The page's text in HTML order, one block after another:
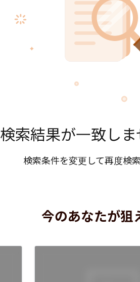
検索結果が一致しま
検索条件を変更して再度検
今のあなたが狙